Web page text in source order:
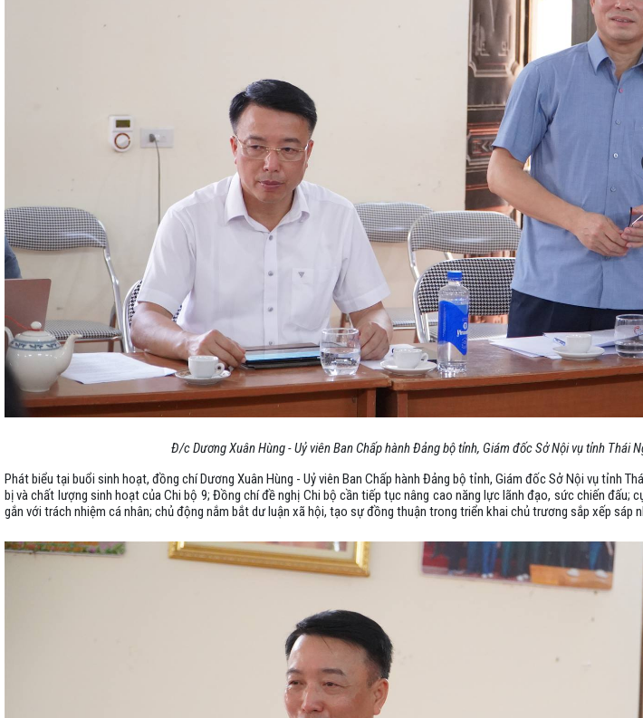
Đ/c Dương Xuân Hùng - Uỷ viên Ban Chấp hành Đảng bộ tỉnh, Giám đốc Sở Nội vụ tỉnh Thái
Phát biểu tại buổi sinh hoạt, đồng chí Dương Xuân Hùng - Uỷ viên Ban Chấp hành Đảng bộ tỉnh, Giám đốc Sở Nội vụ tỉnh
bị và chất lượng sinh hoạt của Chi bộ 9; Đồng chí đề nghị Chi bộ cần tiếp tục nâng cao năng lực lãnh đạo, sức chiến đấu;
gắn với trách nhiệm cá nhân; chủ động nắm bắt dư luận xã hội, tạo sự đồng thuận trong triển khai chủ trương sắp xếp sáp